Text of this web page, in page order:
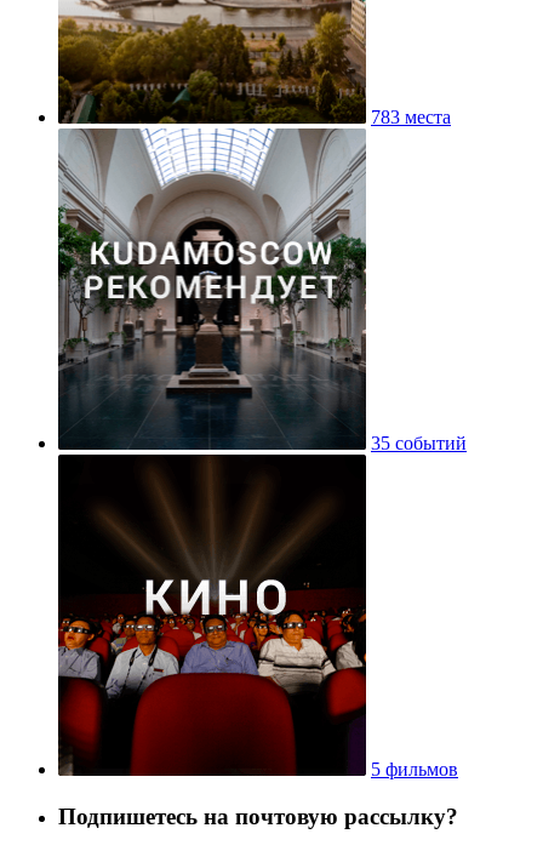
783 места
35 событий
5 фильмов
Подпишетесь на почтовую рассылку?